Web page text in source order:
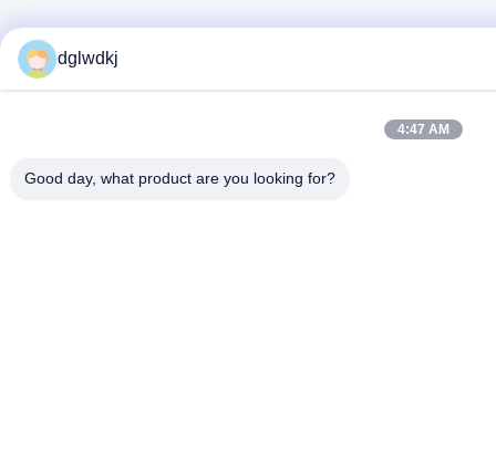
dglwdkj
4:47 AM
Good day, what product are you looking for?